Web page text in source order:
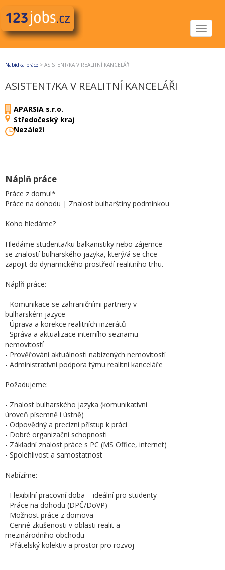
Toggle
Nabídka práce > ASISTENT/KA V REALITNÍ KANCELÁŘI
ASISTENT/KA V REALITNÍ KANCELÁŘI
APARSIA s.r.o.
Středočeský kraj
Nezáleží
Náplň práce
Práce z domu!*
Práce na dohodu | Znalost bulharštiny podmínkou
Koho hledáme?
Hledáme studenta/ku balkanistiky nebo zájemce
se znalostí bulharského jazyka, který/á se chce
zapojit do dynamického prostředí realitního trhu.
Náplň práce:
- Komunikace se zahraničními partnery v
bulharském jazyce
- Úprava a korekce realitních inzerátů
- Správa a aktualizace interního seznamu
nemovitostí
- Prověřování aktuálnosti nabízených nemovitostí
- Administrativní podpora týmu realitní kanceláře
Požadujeme:
- Znalost bulharského jazyka (komunikativní
úroveň písemně i ústně)
- Odpovědný a precizní přístup k práci
- Dobré organizační schopnosti
- Základní znalost práce s PC (MS Office, internet)
- Spolehlivost a samostatnost
Nabízíme:
- Flexibilní pracovní doba – ideální pro studenty
- Práce na dohodu (DPČ/DoVP)
- Možnost práce z domova
- Cenné zkušenosti v oblasti realit a
mezinárodního obchodu
- Přátelský kolektiv a prostor pro rozvoj